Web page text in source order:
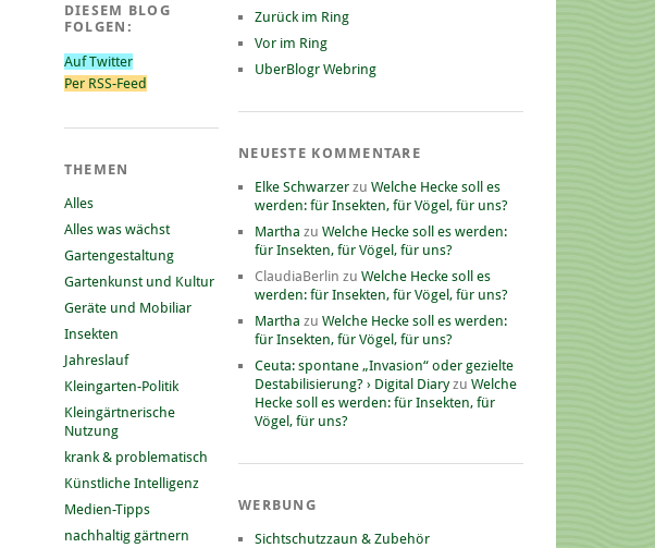
DIESEM BLOG
FOLGEN:
Auf Twitter
Per RSS-Feed
THEMEN
Alles
Alles was wächst
Gartengestaltung
Gartenkunst und Kultur
Geräte und Mobiliar
Insekten
Jahreslauf
Kleingarten-Politik
Kleingärtnerische
Nutzung
krank & problematisch
Künstliche Intelligenz
Medien-Tipps
nachhaltig gärtnern
Zurück im Ring
Vor im Ring
UberBlogr Webring
NEUESTE KOMMENTARE
Elke Schwarzer zu Welche Hecke soll es
werden: für Insekten, für Vögel, für uns?
Martha zu Welche Hecke soll es werden:
für Insekten, für Vögel, für uns?
ClaudiaBerlin zu Welche Hecke soll es
werden: für Insekten, für Vögel, für uns?
Martha zu Welche Hecke soll es werden:
für Insekten, für Vögel, für uns?
Ceuta: spontane „Invasion“ oder gezielte
Destabilisierung? › Digital Diaryzu Welche
Hecke soll es werden: für Insekten, für
Vögel, für uns?
WERBUNG
Sichtschutzzaun & Zubehör